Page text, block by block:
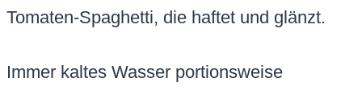
Tomaten-Spaghetti, die haftet und glänzt.
Immer kaltes Wasser portionsweise